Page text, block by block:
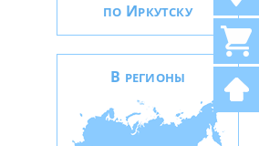
ПО ИРКУТСКУ
В РЕГИОНЫ